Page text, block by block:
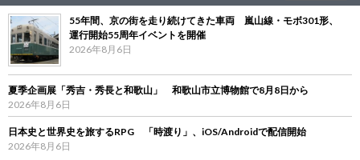
55年間、京の街を走り続けてきた車両 嵐山線・モボ301形、
運行開始55周年イベントを開催
2026年8月6日
夏季企画展「秀吉・秀長と和歌山」 和歌山市立博物館で8月8日から
2026年8月6日
日本史と世界史を旅するRPG 「時渡り」、iOS/Androidで配信開始
2026年8月6日